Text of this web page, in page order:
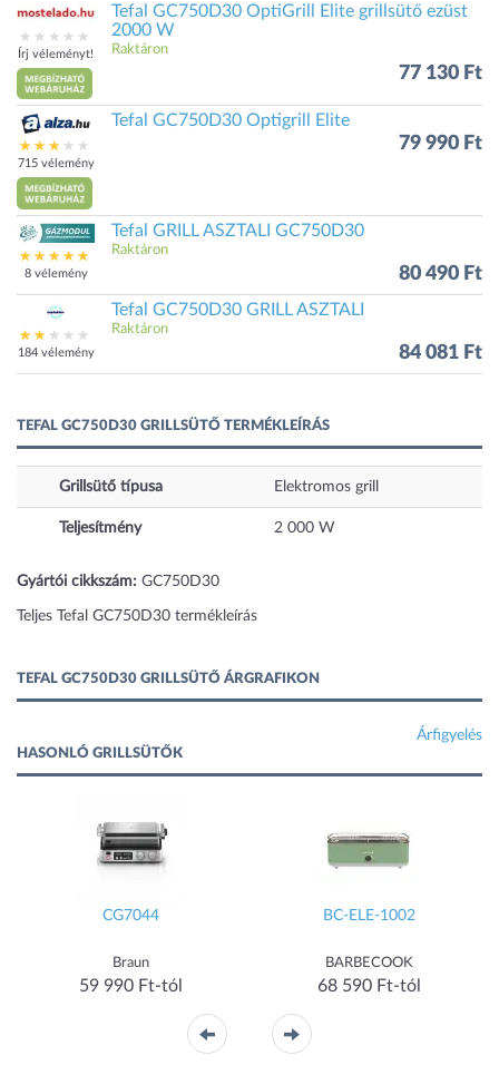
Írj véleményt!
Tefal GC750D30 OptiGrill Elite grillsütő ezüst
2000 W
Raktáron
77 130 Ft
715 vélemény
Tefal GC750D30 Optigrill Elite
79 990 Ft
8 vélemény
Tefal GRILL ASZTALI GC750D30
Raktáron
80 490 Ft
184 vélemény
Tefal GC750D30 GRILL ASZTALI
Raktáron
84 081 Ft
TEFAL GC750D30 GRILLSÜTŐ TERMÉKLEÍRÁS
Grillsütő típusa Elektromos grill
Teljesítmény 2 000 W
Gyártói cikkszám: GC750D30
Teljes Tefal GC750D30 termékleírás
TEFAL GC750D30 GRILLSÜTŐ ÁRGRAFIKON
Árfigyelés
HASONLÓ GRILLSÜTŐK
CG7044
Braun
59 990 Ft-tól
BC-ELE-1002
BARBECOOK
68 590 Ft-tól